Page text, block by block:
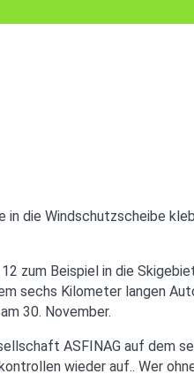
die Windschutzscheibe
zum Beispiel in die
sechs Kilometer langen
30. November.
ASFINAG auf dem
wieder auf.. Wer